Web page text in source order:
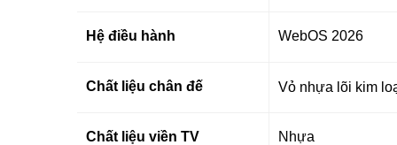
Hệ điều hành WebOS 2026
Chất liệu chân đế Vỏ nhựa lõi kim
Chất liệu viền TV Nhựa